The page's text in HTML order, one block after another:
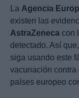
La Agencia
existen las
AstraZeneca con
detectado. Así
siga usando este
vacunación
países europeo